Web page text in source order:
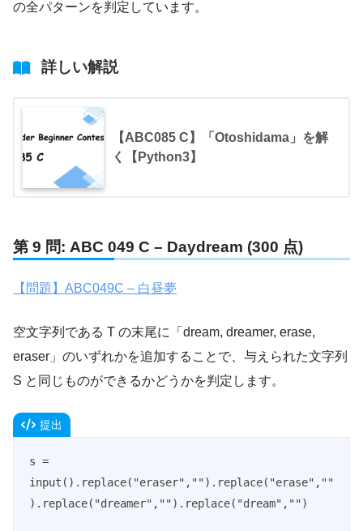
の全パターンを判定しています。
詳しい解説
【ABC085 C】「Otoshidama」を解
く【Python3】
第 9 問: ABC 049 C – Daydream (300 点)
【問題】ABC049C – 白昼夢
空文字列である T の末尾に「dream, dreamer, erase,
eraser」のいずれかを追加することで、与えられた文字列
S と同じものができるかどうかを判定します。
提出
s =
input().replace("eraser","").replace("erase",""
).replace("dreamer","").replace("dream","")